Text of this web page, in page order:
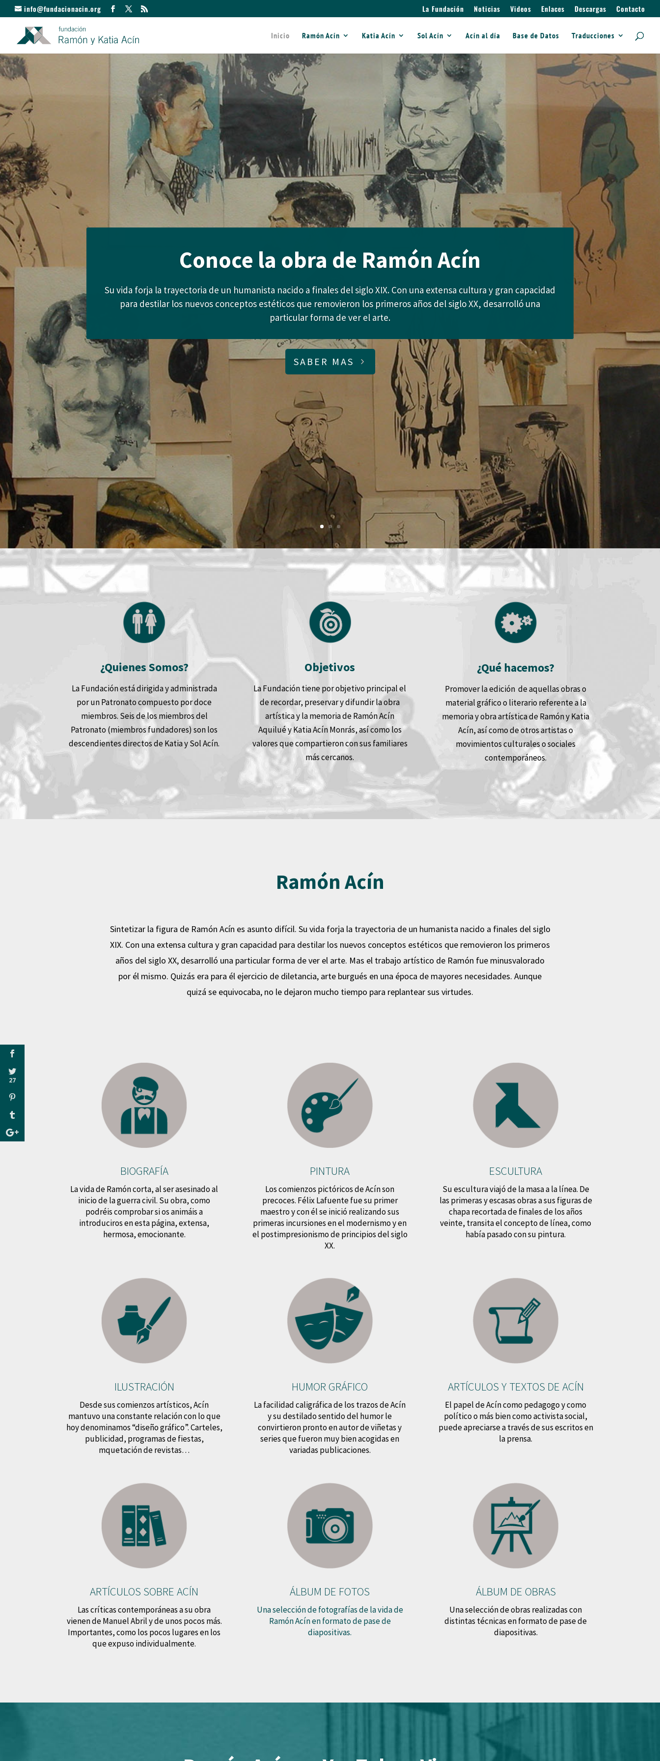
info@fundacionacin.org La Fundación Noticias Videos Enlaces Descargas Contacto
Inicio Ramón Acín Katia Acín Sol Acín Acín al día Base de Datos Traducciones
Conoce la obra de Ramón Acín
Su vida forja la trayectoria de un humanista nacido a finales del siglo XIX. Con una extensa cultura y gran capacidad
para destilar los nuevos conceptos estéticos que removieron los primeros años del siglo XX, desarrolló una
particular forma de ver el arte.
SABER MAS
¿Quienes Somos?
La Fundación está dirigida y administrada
por un Patronato compuesto por doce
miembros. Seis de los miembros del
Patronato (miembros fundadores) son los
descendientes directos de Katia y Sol Acín.
Objetivos
La Fundación tiene por objetivo principal el
de recordar, preservar y difundir la obra
artística y la memoria de Ramón Acín
Aquilué y Katia Acín Monrás, así como los
valores que compartieron con sus familiares
más cercanos.
¿Qué hacemos?
Promover la edición de aquellas obras o
material gráfico o literario referente a la
memoria y obra artística de Ramón y Katia
Acín, así como de otros artistas o
movimientos culturales o sociales
contemporáneos.
Ramón Acín
Sintetizar la figura de Ramón Acín es asunto difícil. Su vida forja la trayectoria de un humanista nacido a finales del siglo
XIX. Con una extensa cultura y gran capacidad para destilar los nuevos conceptos estéticos que removieron los primeros
años del siglo XX, desarrolló una particular forma de ver el arte. Mas el trabajo artístico de Ramón fue minusvalorado
por él mismo. Quizás era para él ejercicio de diletancia, arte burgués en una época de mayores necesidades. Aunque
quizá se equivocaba, no le dejaron mucho tiempo para replantear sus virtudes.
BIOGRAFÍA
La vida de Ramón corta, al ser asesinado al
inicio de la guerra civil. Su obra, como
podréis comprobar si os animáis a
introduciros en esta página, extensa,
hermosa, emocionante.
PINTURA
Los comienzos pictóricos de Acín son
precoces. Félix Lafuente fue su primer
maestro y con él se inició realizando sus
primeras incursiones en el modernismo y en
el postimpresionismo de principios del siglo
XX.
ESCULTURA
Su escultura viajó de la masa a la línea. De
las primeras y escasas obras a sus figuras de
chapa recortada de finales de los años
veinte, transita el concepto de línea, como
había pasado con su pintura.
ILUSTRACIÓN
Desde sus comienzos artísticos, Acín
mantuvo una constante relación con lo que
hoy denominamos “diseño gráfico”. Carteles,
publicidad, programas de fiestas,
mquetación de revistas…
HUMOR GRÁFICO
La facilidad caligráfica de los trazos de Acín
y su destilado sentido del humor le
convirtieron pronto en autor de viñetas y
series que fueron muy bien acogidas en
variadas publicaciones.
ARTÍCULOS Y TEXTOS DE ACÍN
El papel de Acín como pedagogo y como
político o más bien como activista social,
puede apreciarse a través de sus escritos en
la prensa.
ARTÍCULOS SOBRE ACÍN
Las críticas contemporáneas a su obra
vienen de Manuel Abril y de unos pocos más.
Importantes, como los pocos lugares en los
que expuso individualmente.
ÁLBUM DE FOTOS
Una selección de fotografías de la vida de
Ramón Acín en formato de pase de
diapositivas.
ÁLBUM DE OBRAS
Una selección de obras realizadas con
distintas técnicas en formato de pase de
diapositivas.
27